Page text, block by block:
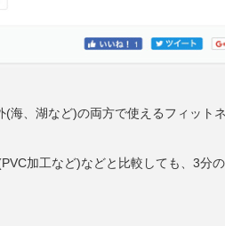
、湖など)の両方で使えるフィット
加工など)などと比較しても、3分